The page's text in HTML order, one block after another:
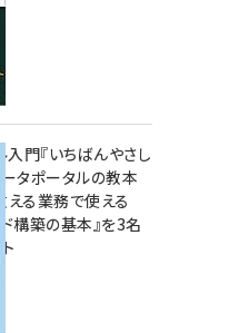
門『いちばんやさし
タポータルの教本
る業務で使える
構築の基本』を3名